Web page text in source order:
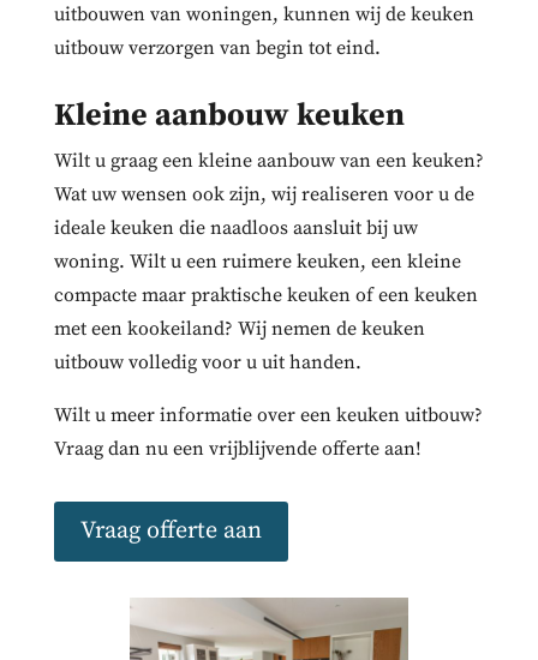
uitbouwen van woningen, kunnen wij de keuken
uitbouw verzorgen van begin tot eind.
Kleine aanbouw keuken
Wilt u graag een kleine aanbouw van een keuken?
Wat uw wensen ook zijn, wij realiseren voor u de
ideale keuken die naadloos aansluit bij uw
woning. Wilt u een ruimere keuken, een kleine
compacte maar praktische keuken of een keuken
met een kookeiland? Wij nemen de keuken
uitbouw volledig voor u uit handen.
Wilt u meer informatie over een keuken uitbouw?
Vraag dan nu een vrijblijvende offerte aan!
Vraag offerte aan